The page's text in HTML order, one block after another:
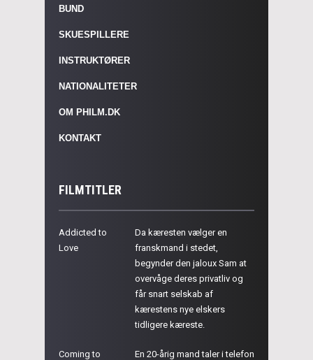
BUND
SKUESPILLERE
INSTRUKTØRER
NATIONALITETER
OM PHILM.DK
KONTAKT
FILMTITLER
Addicted to
Love
Da kæresten vælger en
franskmand i stedet,
begynder den jaloux Sam at
overvåge deres privatliv og
får snart selskab af
kærestens nye elskers
tidligere kæreste.
Coming to
En 20-årig mand taler i telefon